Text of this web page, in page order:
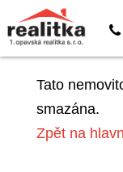
Tato
smazána.
Zpět na